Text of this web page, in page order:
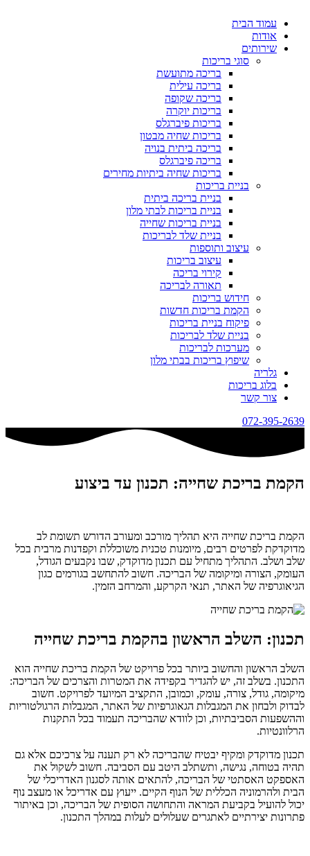
עמוד הבית
אודות
שירותים
סוגי בריכות
בריכה מתועשת
בריכה עילית
בריכה שקופה
בריכות יוקרה
בריכות פיברגלס
בריכות שחיה מבטון
בריכה ביתית בנויה
בריכה פיברגלס
בריכות שחיה ביתיות מחירים
בניית בריכות
בניית בריכה ביתית
בניית בריכות לבתי מלון
בניית בריכות שחייה
בניית שלד לבריכות
עיצוב ותוספות
עיצוב בריכות
קירוי בריכה
תאורה לבריכה
חידוש בריכות
הקמת בריכות חדשות
פיקוח בניית בריכות
בניית שלד לבריכות
מערכות לבריכות
שיפוץ בריכות בבתי מלון
גלריה
בלוג בריכות
צור קשר
072-395-2639
הקמת בריכת שחייה: תכנון עד ביצוע
הקמת בריכת שחייה היא תהליך מורכב ומעורב הדורש תשומת לב
מדוקדקת לפרטים רבים, מיומנות טכנית משוכללת וקפדנות מרבית בכל
שלב ושלב. התהליך מתחיל עם תכנון מדוקדק, שבו נקבעים הגודל,
העומק, הצורה ומיקומה של הבריכה. חשוב להתחשב בגורמים כגון
הגיאוגרפיה של האתר, תנאי הקרקע, והמרחב הזמין.
תכנון: השלב הראשון בהקמת בריכת שחייה
השלב הראשון והחשוב ביותר בכל פרויקט של הקמת בריכת שחייה הוא
התכנון. בשלב זה, יש להגדיר בקפידה את המטרות והצרכים של הבריכה:
מיקומה, גודל, צורה, עומק, וכמובן, התקציב המיועד לפרויקט. חשוב
לבדוק ולבחון את המגבלות הגאוגרפיות של האתר, המגבלות הרגולטוריות
וההשפעות הסביבתיות, וכן לוודא שהבריכה תעמוד בכל התקנות
הרלוונטיות.
תכנון מדוקדק ומקיף יבטיח שהבריכה לא רק תענה על צרכיכם אלא גם
תהיה בטוחה, נגישה, ותשתלב היטב עם הסביבה. חשוב לשקול את
האספקט האסתטי של הבריכה, להתאים אותה לסגנון האדריכלי של
הבית ולהרמוניה הכללית של הנוף הקיים. ייעוץ עם אדריכל או מעצב נוף
יכול להועיל בקביעת המראה והתחושה הסופית של הבריכה, וכן באיתור
פתרונות יצירתיים לאתגרים שעלולים לעלות במהלך התכנון.